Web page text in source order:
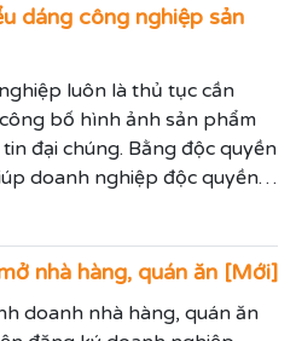
dáng công nghiệp sản
luôn là thủ tục cần
bố hình ảnh sản phẩm
đại chúng. Bằng độc quyền
doanh nghiệp độc quyền
nhà hàng, quán ăn [Mới]
doanh nhà hàng, quán ăn